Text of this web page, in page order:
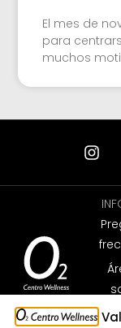
El mes de
para
muchos